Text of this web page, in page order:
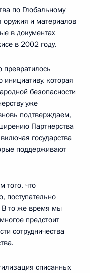
по Глобальному
оружия и материалов
в документах
в 2002 году.
превратилось
которая
безопасности
уже
подтверждаем,
Партнерства
государства
поддерживают
того, что
поступательно
В то же время мы
предстоит
сотрудничества
списанных